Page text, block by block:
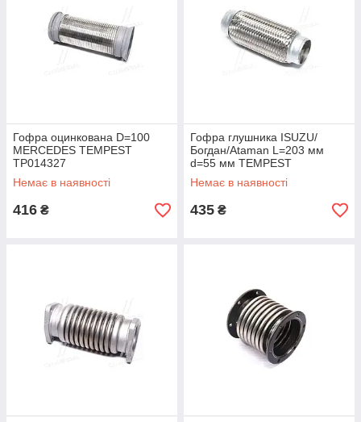
Гофра оцинкована D=100
MERCEDES TEMPEST
TP014327
Немає в наявності
416 ₴
Гофра глушника ISUZU/
Богдан/Ataman L=203 мм
d=55 мм TEMPEST
TP8971759554-203
Немає в наявності
435 ₴